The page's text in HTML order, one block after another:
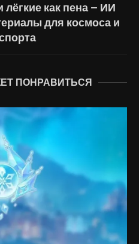
как пена — ИИ
для космоса и
ПОНРАВИТЬСЯ